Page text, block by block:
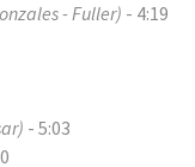
- Fuller) - 4:19
- 5:03